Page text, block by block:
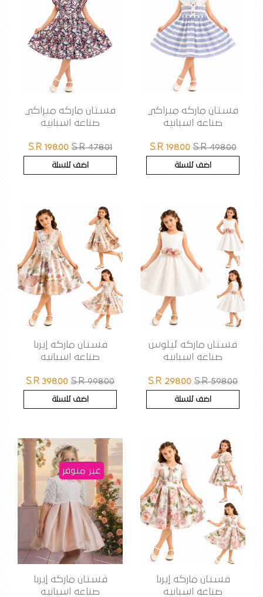
فستان ماركه ميراكي
صناعه اسبانيه
S.R 198.00 S.R 498.00
اضف للسلة
فستان ماركه ميراكي
صناعه اسبانيه
S.R 198.00 S.R 478.01
اضف للسلة
فستان ماركه ليلوس
صناعه اسبانيه
S.R 298.00 S.R 598.00
اضف للسلة
فستان ماركه إيربا
صناعه اسبانيه
S.R 398.00 S.R 998.00
اضف للسلة
فستان ماركه إيربا
صناعه اسبانيه
غير متوفر
فستان ماركه إيربا
صناعه اسبانيه